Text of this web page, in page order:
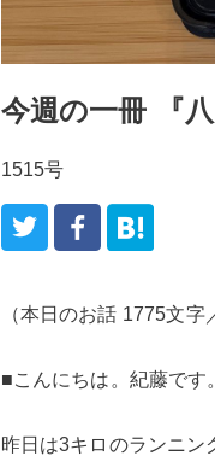
今週の一冊 『
1515号
（本日のお話 1775文字
■こんにちは。紀藤です
昨日は3キロのランニン